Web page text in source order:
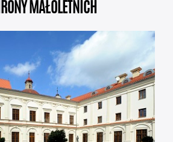
MAŁOLETNICH